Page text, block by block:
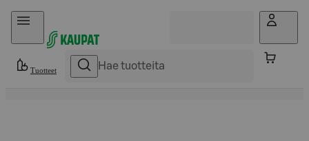
Hyppää sisältöön
Tuotteet